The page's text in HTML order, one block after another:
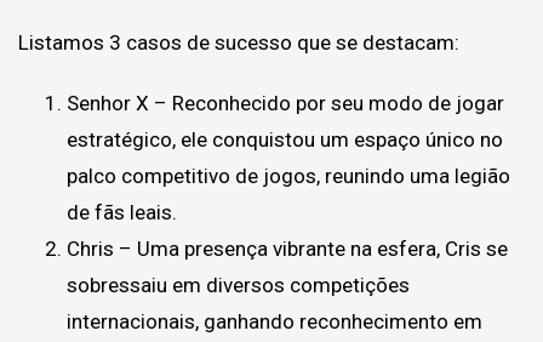
Listamos 3 casos de sucesso que se destacam:
Senhor X – Reconhecido por seu modo de jogar
estratégico, ele conquistou um espaço único no
palco competitivo de jogos, reunindo uma legião
de fãs leais.
Chris – Uma presença vibrante na esfera, Cris se
sobressaiu em diversos competições
internacionais, ganhando reconhecimento em